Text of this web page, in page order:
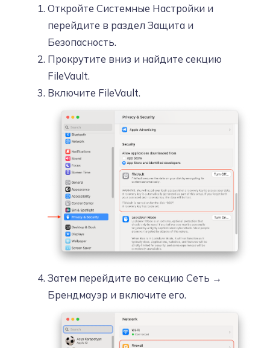
Откройте Системные Настройки и
перейдите в раздел Защита и
Безопасность.
Прокрутите вниз и найдите секцию
FileVault.
Включите FileVault.
Затем перейдите во секцию Сеть →
Брендмауэр и включите его.